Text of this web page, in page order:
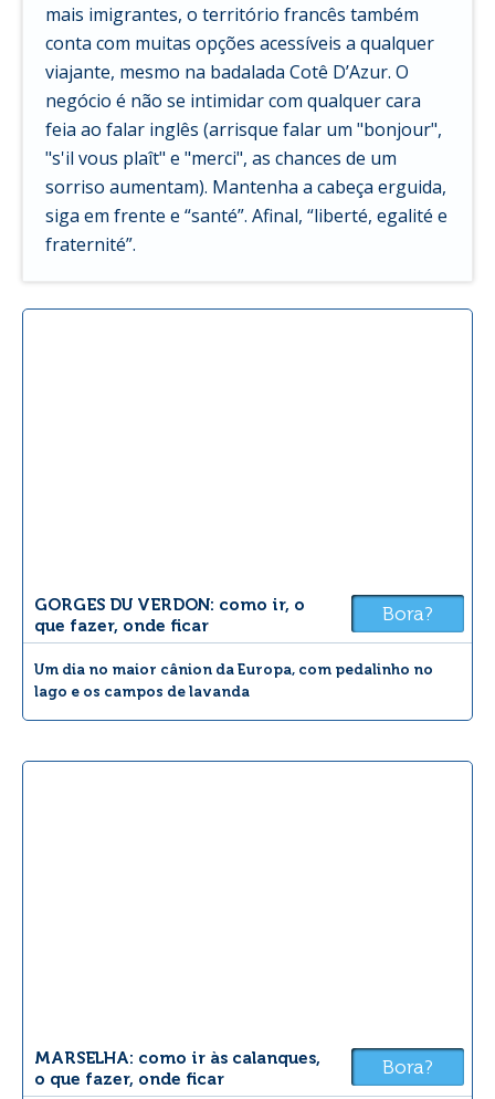
mais imigrantes, o território francês também
conta com muitas opções acessíveis a qualquer
viajante, mesmo na badalada Cotê D’Azur. O
negócio é não se intimidar com qualquer cara
feia ao falar inglês (arrisque falar um "bonjour",
"s'il vous plaît" e "merci", as chances de um
sorriso aumentam). Mantenha a cabeça erguida,
siga em frente e “santé”. Afinal, “liberté, egalité e
fraternité”.
GORGES DU VERDON: como ir, o
que fazer, onde ficar
Um dia no maior cânion da Europa, com pedalinho no
lago e os campos de lavanda
Bora?
MARSELHA: como ir às calanques,
o que fazer, onde ficar
Bora?